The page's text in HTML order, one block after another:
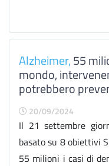
Alzheimer,55
mondo,
potrebbero
20/09/2024
Il 21 settembre
basato su 8 obiettivi
55 milioni i casi di